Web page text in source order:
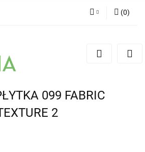
(0)
099 FABRIC
2